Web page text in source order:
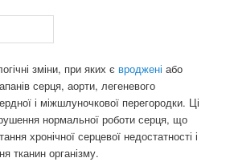
зміни, при яких є вродженіабо
серця, аорти, легеневого
і міжшлуночкової перегородки. Ці
нормальної роботи серця, що
хронічної серцевої недостатності і
тканин організму.